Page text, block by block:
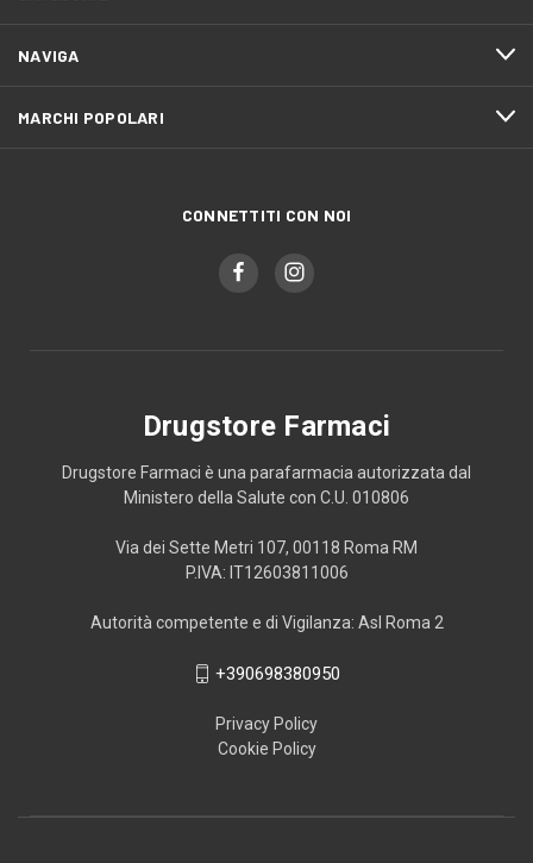
NAVIGA
MARCHI POPOLARI
CONNETTITI CON NOI
Drugstore Farmaci
Drugstore Farmaci è una parafarmacia autorizzata dal
Ministero della Salute con C.U. 010806
Via dei Sette Metri 107, 00118 Roma RM
P.IVA: IT12603811006
Autorità competente e di Vigilanza: Asl Roma 2
+390698380950
Privacy Policy
Cookie Policy